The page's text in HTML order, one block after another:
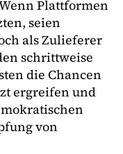
Plattformen
seien
als Zulieferer
schrittweise
die Chancen
ergreifen und
von